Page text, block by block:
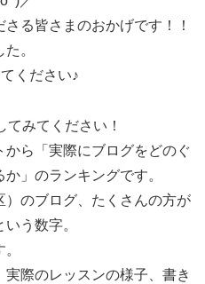
る皆さまのおかげです！！
。
ください♪
みてください！
から「実際にブログをどのぐ
」のランキングです。
）のブログ、たくさんの方が
う数字。
際のレッスンの様子、書き